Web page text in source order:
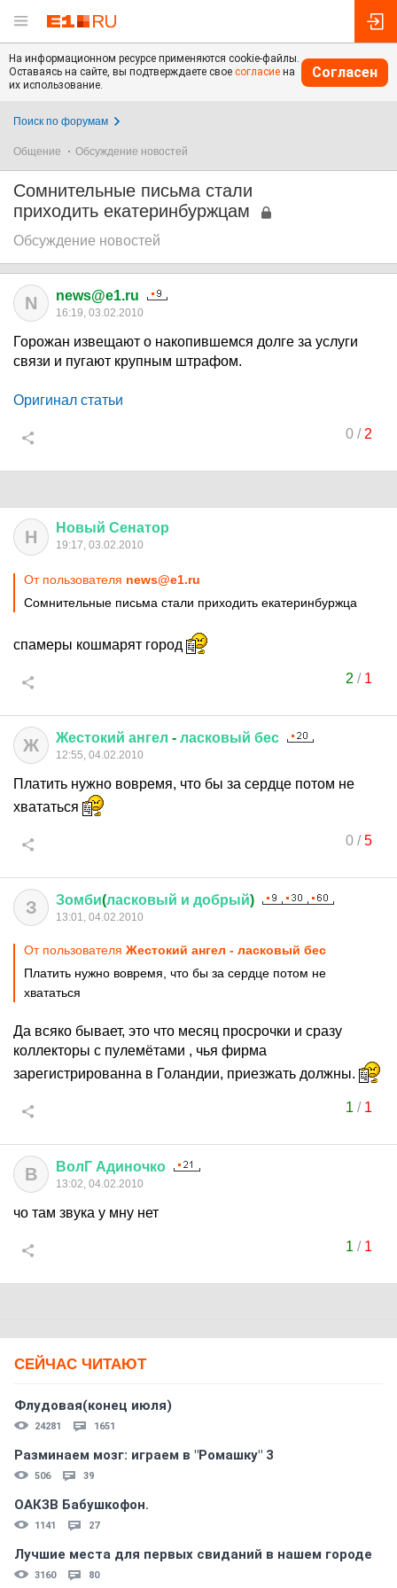
На информационном ресурсе применяются cookie-файлы.
Оставаясь на сайте, вы подтверждаете свое согласие на
их использование.
Согласен
Поиск по форумам
Общение Обсуждение новостей
Сомнительные письма стали
приходить екатеринбуржцам
Обсуждение новостей
N news@e1.ru
16:19, 03.02.2010
Горожан извещают о накопившемся долге за услуги
связи и пугают крупным штрафом.
Оригинал статьи
0/ 2
Н Новый Сенатор
19:17, 03.02.2010
От пользователя news@e1.ru
Сомнительные письма стали приходить екатеринбуржца
спамеры кошмарят город
2 / 1
Ж Жестокий ангел - ласковый бес
12:55, 04.02.2010
Платить нужно вовремя, что бы за сердце потом не
хвататься
0/5
З Зомби(ласковый и добрый)
13:01, 04.02.2010
От пользователя Жестокий ангел - ласковый бес
Платить нужно вовремя, что бы за сердце потом не
хвататься
Да всяко бывает, это что месяц просрочки и сразу
коллекторы с пулемётами , чья фирма
зарегистрированна в Голандии, приезжать должны.
1 / 1
В ВолГ Адиночко
13:02, 04.02.2010
чо там звука у мну нет
1 / 1
СЕЙЧАС ЧИТАЮТ
Флудовая(конец июля)
24281 1651
Разминаем мозг: играем в "Ромашку" 3
506 39
ОАКЗВ Бабушкофон.
1141 27
Лучшие места для первых свиданий в нашем городе
3160 80